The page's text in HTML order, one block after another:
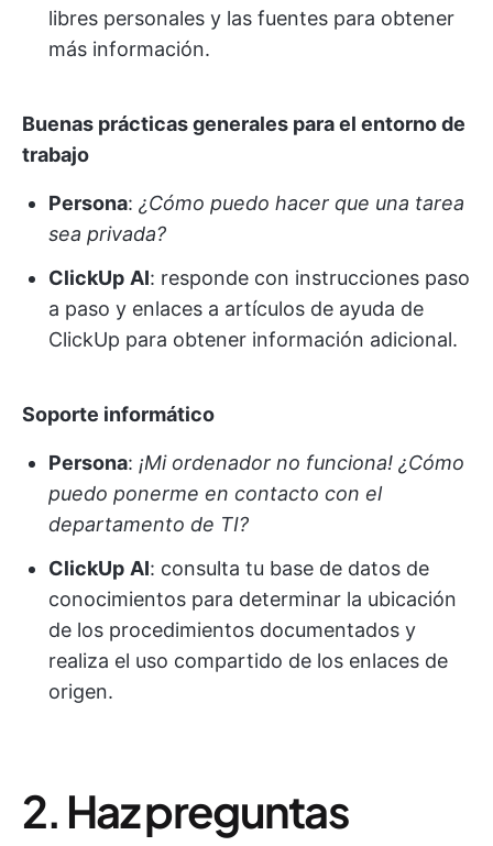
libres personales y las fuentes para obtener
más información.
Buenas prácticas generales para el entorno de
trabajo
Persona: ¿Cómo puedo hacer que una tarea
sea privada?
ClickUp AI: responde con instrucciones paso
a paso y enlaces a artículos de ayuda de
ClickUp para obtener información adicional.
Soporte informático
Persona: ¡Mi ordenador no funciona! ¿Cómo
puedo ponerme en contacto con el
departamento de TI?
ClickUp AI: consulta tu base de datos de
conocimientos para determinar la ubicación
de los procedimientos documentados y
realiza el uso compartido de los enlaces de
origen.
2. Haz preguntas